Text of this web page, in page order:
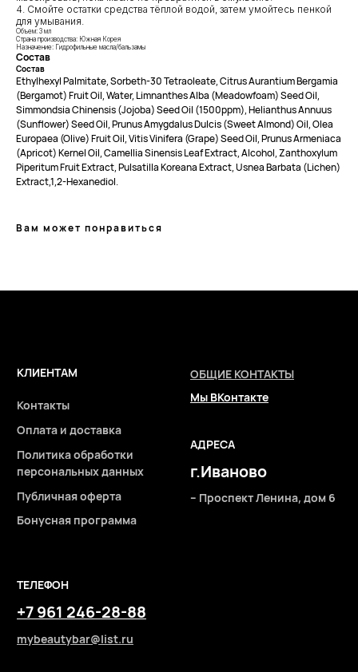
4. Смойте остатки средства тёплой водой, затем умойтесь пенкой
для умывания.
Объем: 3 мл
Страна производства: Южная Корея
Назначение: Гидрофильные масла/бальзамы
Состав
Состав
Ethylhexyl Palmitate, Sorbeth-30 Tetraoleate, Citrus Aurantium Bergamia
(Bergamot) Fruit Oil, Water, Limnanthes Alba (Meadowfoam) Seed Oil,
Simmondsia Chinensis (Jojoba) Seed Oil (1500ppm), Helianthus Annuus
(Sunflower) Seed Oil, Prunus Amygdalus Dulcis (Sweet Almond) Oil, Olea
Europaea (Olive) Fruit Oil, Vitis Vinifera (Grape) Seed Oil, Prunus Armeniaca
(Apricot) Kernel Oil, Camellia Sinensis Leaf Extract, Alcohol, Zanthoxylum
Piperitum Fruit Extract, Pulsatilla Koreana Extract, Usnea Barbata (Lichen)
Extract,1,2-Hexanediol.
Вам может понравиться
ТЕЛЕФОН
mybeautybar@list.ru
+7 961 246-28-88
г.Иваново
Подписывайтесь
Политика обработки
персональных данных
Публичная оферта
Бонусная программа